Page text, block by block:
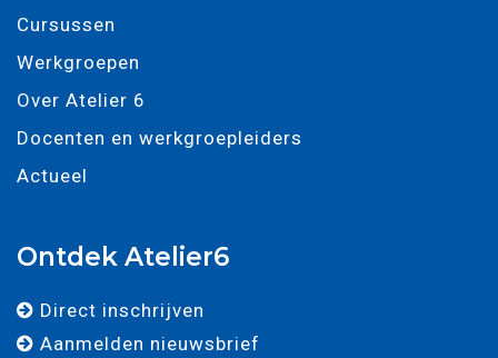
Cursussen
Werkgroepen
Over Atelier 6
Docenten en werkgroepleiders
Actueel
Ontdek Atelier6
Direct inschrijven
Aanmelden nieuwsbrief